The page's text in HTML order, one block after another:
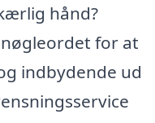
hånd?
for at
indbydende ud